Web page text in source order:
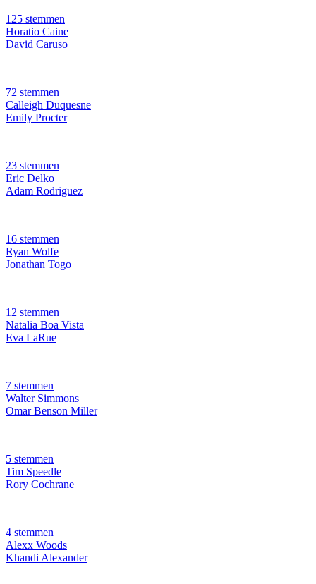
125 stemmen
Horatio Caine
David Caruso
72 stemmen
Calleigh Duquesne
Emily Procter
23 stemmen
Eric Delko
Adam Rodriguez
16 stemmen
Ryan Wolfe
Jonathan Togo
12 stemmen
Natalia Boa Vista
Eva LaRue
7 stemmen
Walter Simmons
Omar Benson Miller
5 stemmen
Tim Speedle
Rory Cochrane
4 stemmen
Alexx Woods
Khandi Alexander